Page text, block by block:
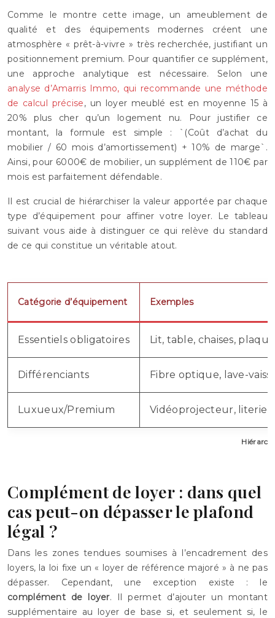
Comme le montre cette image, un ameublement de
qualité et des équipements modernes créent une
atmosphère « prêt-à-vivre » très recherchée, justifiant un
positionnement premium. Pour quantifier ce supplément,
une approche analytique est nécessaire. Selon une
analyse d’Amarris Immo, qui recommande une méthode
de calcul précise, un loyer meublé est en moyenne 15 à
20% plus cher qu’un logement nu. Pour justifier ce
montant, la formule est simple : `(Coût d’achat du
mobilier / 60 mois d’amortissement) + 10% de marge`.
Ainsi, pour 6000€ de mobilier, un supplément de 110€ par
mois est parfaitement défendable.
Il est crucial de hiérarchiser la valeur apportée par chaque
type d’équipement pour affiner votre loyer. Le tableau
suivant vous aide à distinguer ce qui relève du standard
de ce qui constitue un véritable atout.
Catégorie d’équipement Exemples
Essentiels obligatoires Lit, table, chaises,
Différenciants Fibre optique, lave-
Luxueux/Premium Vidéoprojecteur, literie
Complément de loyer : dans quel
cas peut-on dépasser le plafond
légal ?
Dans les zones tendues soumises à l’encadrement des
loyers, la loi fixe un « loyer de référence majoré » à ne pas
dépasser. Cependant, une exception existe : le
complément de loyer. Il permet d’ajouter un montant
supplémentaire au loyer de base si, et seulement si, le